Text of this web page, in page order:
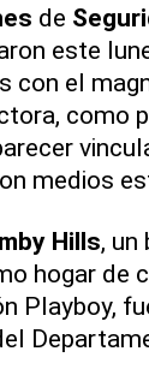
de
este
con el
como
medios
Hills, un
hogar de
Playboy,